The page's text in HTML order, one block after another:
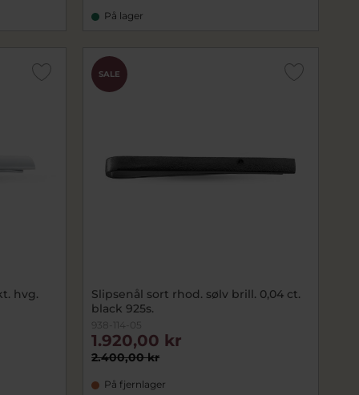
På lager
hvg.
SALE
Slipsenål sort rhod. sølv brill. 0,04 ct.
black 925s.
938-114-05
2.400,00 kr
1.920,00 kr
På fjernlager